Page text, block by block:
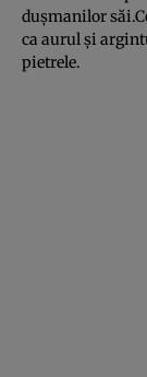
dușmanilor
ca aurul și
pietrele.